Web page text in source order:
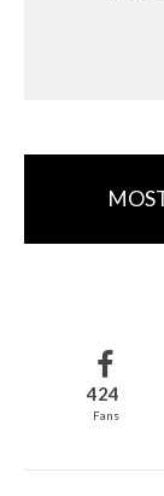
Tu dirección de
obligatorios están
424
Fans